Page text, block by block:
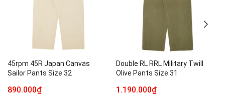
45rpm 45R Japan Canvas
Sailor Pants Size 32
890.000₫
Double RL RRL Military Twill
Olive Pants Size 31
1.190.000₫